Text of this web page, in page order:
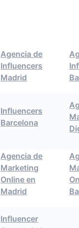
Agencia de
Influencers
Madrid
Influencers
Barcelona
Agencia de
Marketing
Online en
Madrid
Influencer